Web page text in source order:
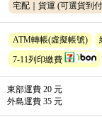
宅配｜貨運 (可選貨到
ATM轉帳(虛擬帳號)
7-11列印繳費
東部運費 20 元
外島運費 35 元